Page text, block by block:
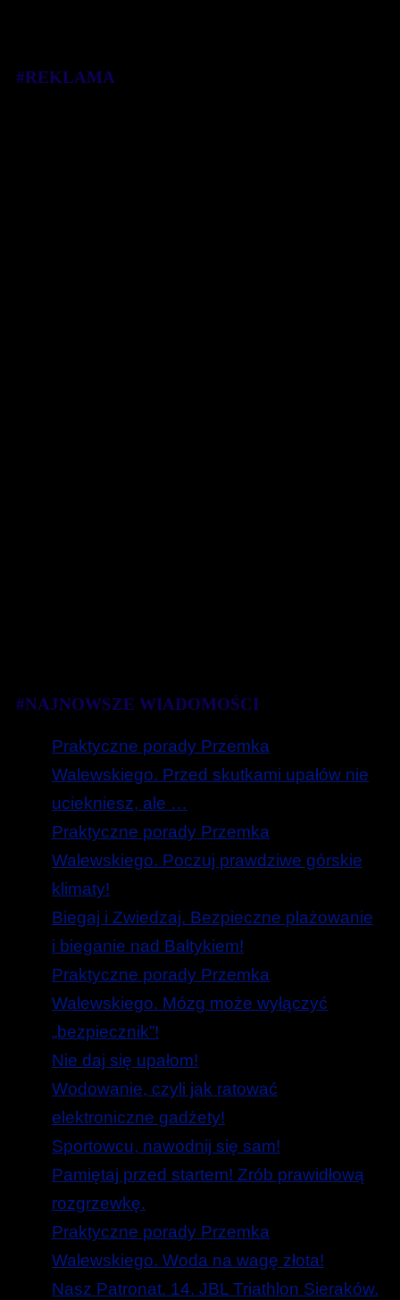
#REKLAMA
#NAJNOWSZE WIADOMOŚCI
Praktyczne porady Przemka
Walewskiego. Przed skutkami upałów nie
uciekniesz, ale …
Praktyczne porady Przemka
Walewskiego. Poczuj prawdziwe górskie
klimaty!
Biegaj i Zwiedzaj. Bezpieczne plażowanie
i bieganie nad Bałtykiem!
Praktyczne porady Przemka
Walewskiego. Mózg może wyłączyć
„bezpiecznik”!
Nie daj się upałom!
Wodowanie, czyli jak ratować
elektroniczne gadżety!
Sportowcu, nawodnij się sam!
Pamiętaj przed startem! Zrób prawidłową
rozgrzewkę.
Praktyczne porady Przemka
Walewskiego. Woda na wagę złota!
Nasz Patronat. 14. JBL Triathlon Sieraków.